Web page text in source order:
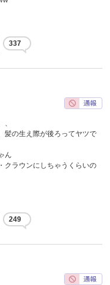
337
髪の生え際が後ろってヤツで
ん
クラウンにしちゃうくらいの
249